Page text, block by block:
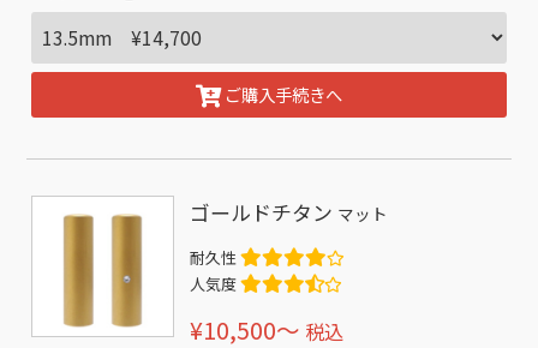
ご購入手続きへ
ゴールドチタン マット
耐久性
人気度
¥10,500〜 税込